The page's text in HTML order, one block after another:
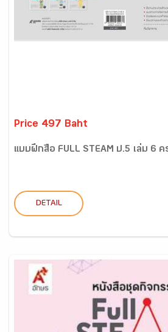
Price 497 Baht
แบบฝึกสื่อ FULL STEAM ป.5 เล่ม 6 ค
DETAIL